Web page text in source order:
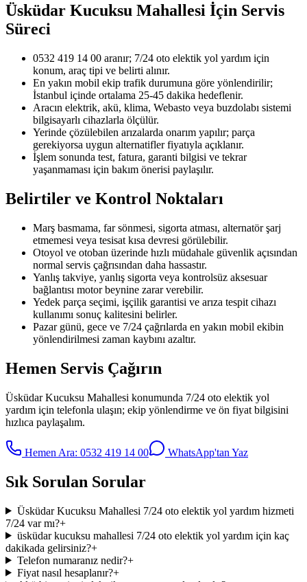
Üsküdar Kucuksu Mahallesi İçin Servis
Süreci
0532 419 14 00 aranır; 7/24 oto elektik yol yardım için
konum, araç tipi ve belirti alınır.
En yakın mobil ekip trafik durumuna göre yönlendirilir;
İstanbul içinde ortalama 25-45 dakika hedeflenir.
Aracın elektrik, akü, klima, Webasto veya buzdolabı sistemi
bilgisayarlı cihazlarla ölçülür.
Yerinde çözülebilen arızalarda onarım yapılır; parça
gerekiyorsa uygun alternatifler fiyatıyla açıklanır.
İşlem sonunda test, fatura, garanti bilgisi ve tekrar
yaşanmaması için bakım önerisi paylaşılır.
Belirtiler ve Kontrol Noktaları
Marş basmama, far sönmesi, sigorta atması, alternatör şarj
etmemesi veya tesisat kısa devresi görülebilir.
Otoyol ve otoban üzerinde hızlı müdahale güvenlik açısından
normal servis çağrısından daha hassastır.
Yanlış takviye, yanlış sigorta veya kontrolsüz aksesuar
bağlantısı motor beynine zarar verebilir.
Yedek parça seçimi, işçilik garantisi ve arıza tespit cihazı
kullanımı sonuç kalitesini belirler.
Pazar günü, gece ve 7/24 çağrılarda en yakın mobil ekibin
yönlendirilmesi zaman kaybını azaltır.
Hemen Servis Çağırın
Üsküdar Kucuksu Mahallesi konumunda 7/24 oto elektik yol
yardım için telefonla ulaşın; ekip yönlendirme ve ön fiyat bilgisini
hızlıca paylaşalım.
Hemen Ara: 0532 419 14 00 WhatsApp'tan Yaz
Sık Sorulan Sorular
Üsküdar Kucuksu Mahallesi 7/24 oto elektik yol yardım hizmeti
7/24 var mı?+
üsküdar kucuksu mahallesi 7/24 oto elektik yol yardım için kaç
dakikada gelirsiniz?+
Telefon numaranız nedir?+
Fiyat nasıl hesaplanır?+